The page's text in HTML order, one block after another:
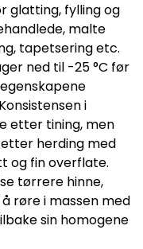
glatting, fylling og
malte
tapetsering etc.
ned til -25 °C før
i
etter tining, men
herding med
og fin overflate.
tørrere hinne,
røre i massen med
sin homogene